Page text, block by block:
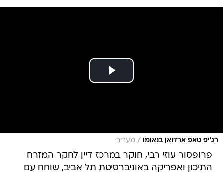
רג'יפ טאפ ארדואן בנאומו / מעריב
פרופסור עוזי רבי, חוקר במרכז דיין לחקר המזרח
התיכון ואפריקה באוניברסיטת תל אביב, שוחח עם